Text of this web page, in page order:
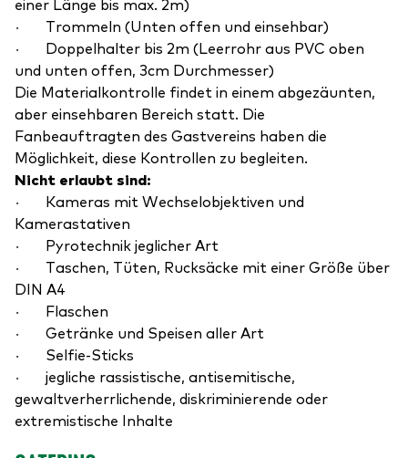
· Trommeln (Unten offen und einsehbar)
· Doppelhalter bis 2m (Leerrohr aus PVC oben
und unten offen, 3cm Durchmesser)
Die Materialkontrolle findet in einem abgezäunten,
aber einsehbaren Bereich statt. Die
Fanbeauftragten des Gastvereins haben die
Möglichkeit, diese Kontrollen zu begleiten.
Nicht erlaubt sind:
· Kameras mit Wechselobjektiven und
Kamerastativen
· Pyrotechnik jeglicher Art
· Taschen, Tüten, Rucksäcke mit einer Größe über
DIN A4
· Flaschen
· Getränke und Speisen aller Art
· Selfie-Sticks
· jegliche rassistische, antisemitische,
gewaltverherrlichende, diskriminierende oder
extremistische Inhalte